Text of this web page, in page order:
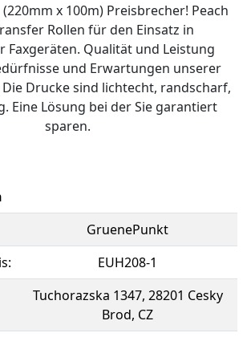
x 100m) Preisbrecher! Peach
Rollen für den Einsatz in
Faxgeräten. Qualität und Leistung
und Erwartungen unserer
Drucke sind lichtecht, randscharf,
Eine Lösung bei der Sie garantiert
sparen.
GruenePunkt
EUH208-1
Tuchorazska 1347, 28201 Cesky
Brod, CZ